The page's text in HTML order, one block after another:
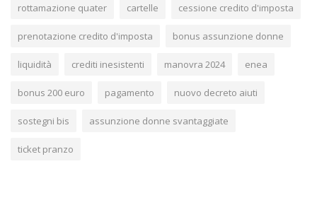
rottamazione quater cartelle cessione credito d'imposta
prenotazione credito d'imposta bonus assunzione donne
liquidità crediti inesistenti manovra 2024 enea
bonus 200 euro pagamento nuovo decreto aiuti
sostegni bis assunzione donne svantaggiate
ticket pranzo